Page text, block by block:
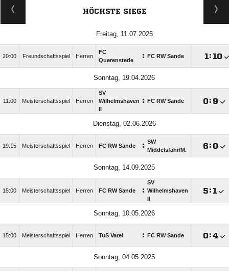
HÖCHSTE SIEGE
Freitag, 11.07.2025
20:00 Freundschaftsspiel Herren
FC
Querenstede
: FC RW Sande :
Sonntag, 19.04.2026
11:00 Meisterschaftsspiel Herren
SV
Wilhelmshaven : FC RW Sande : 
Dienstag, 02.06.2026
19:15 Meisterschaftsspiel Herren FC RW Sande : SW
Middelsfähr/​M.
: 
Sonntag, 14.09.2025
15:00 Meisterschaftsspiel Herren FC RW Sande :
SV
Wilhelmshaven
:
Sonntag, 10.05.2026
15:00 Meisterschaftsspiel Herren TuS Varel : FC RW Sande :
Sonntag, 04.05.2025